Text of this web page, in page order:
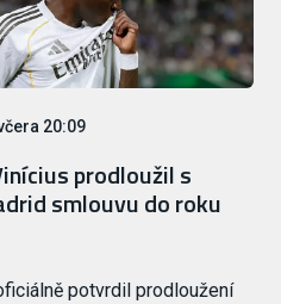
20:09
prodloužil s
smlouvu do roku
potvrdil prodloužení